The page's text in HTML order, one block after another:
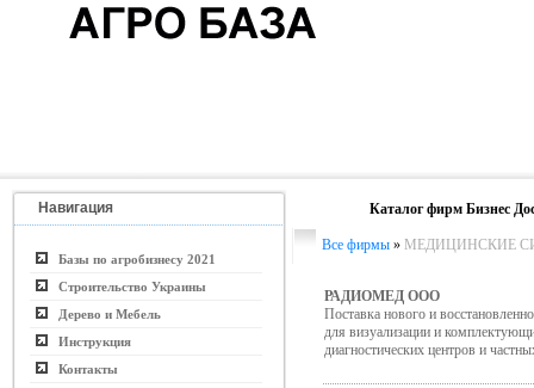
Навигация
Базы по агробизнесу 2021
Строительство Украины
Дерево и Мебель
Инструкция
Контакты
Каталог фирм Бизнес
Все фирмы » МЕДИЦИНСКИЕ
РАДИОМЕД ООО
Поставка нового и
для визуализации и
диагностических центров и